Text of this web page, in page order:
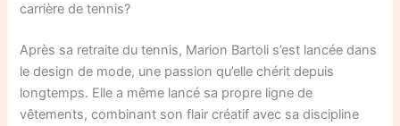
carrière de tennis?
Après sa retraite du tennis, Marion Bartoli s’est lancée dans
le design de mode, une passion qu’elle chérit depuis
longtemps. Elle a même lancé sa propre ligne de
vêtements, combinant son flair créatif avec sa discipline